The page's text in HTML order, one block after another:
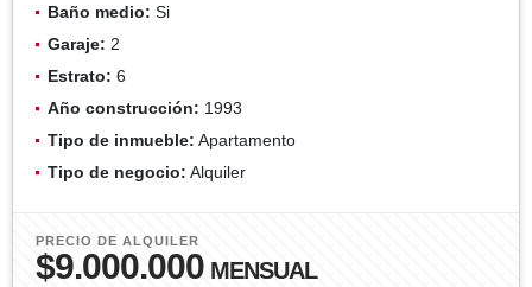
Baño medio: Si
Garaje: 2
Estrato: 6
Año construcción: 1993
Tipo de inmueble: Apartamento
Tipo de negocio: Alquiler
PRECIO DE ALQUILER
$9.000.000 MENSUAL